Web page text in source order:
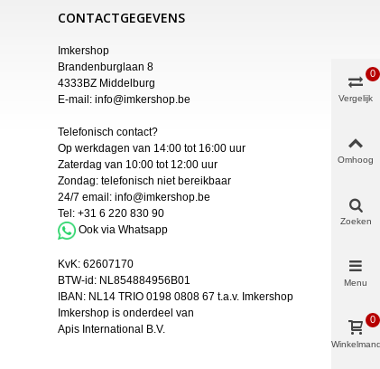
CONTACTGEGEVENS
Imkershop
Brandenburglaan 8
4333BZ Middelburg
E-mail: info@imkershop.be
Telefonisch contact?
Op werkdagen van 14:00 tot 16:00 uur
Zaterdag van 10:00 tot 12:00 uur
Zondag: telefonisch niet bereikbaar
24/7 email: info@imkershop.be
Tel: +31 6 220 830 90
Ook via Whatsapp
KvK: 62607170
BTW-id: NL854884956B01
IBAN: NL14 TRIO 0198 0808 67 t.a.v. Imkershop
Imkershop is onderdeel van
Apis International B.V.
Vergelijk
0
Omhoog
Zoeken
Menu
0